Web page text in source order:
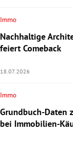
Immo
Nachhaltige
feiert Comeback
18.07.2026
Immo
Grundbuch-Daten
bei Immobilien-